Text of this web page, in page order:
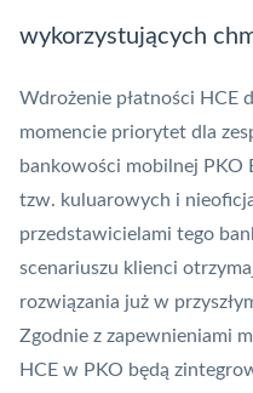
wykorzystujących
Wdrożenie płatności HCE
momencie priorytet dla
bankowości mobilnej PKO
tzw. kuluarowych i
przedstawicielami tego
scenariuszu klienci
rozwiązania już w
Zgodnie z zapewnieniami
HCE w PKO będą